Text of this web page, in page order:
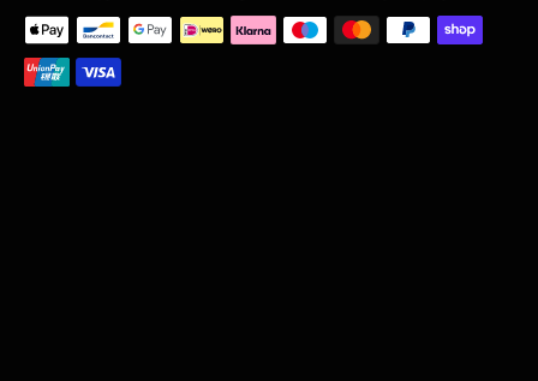
Zahlungsmethoden